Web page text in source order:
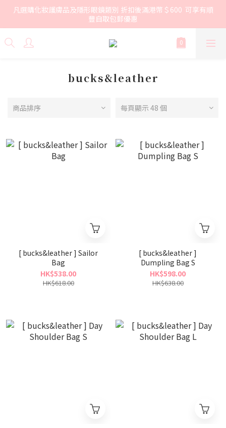
凡選購化妝護膚品及隱形眼鏡類別 折扣後滿港幣＄600  可享有順
豐自取包郵優惠
bucks&leather
商品排序 每頁顯示 48 個
[ bucks&leather ] Sailor
Bag
HK$538.00
HK$618.00
[ bucks&leather ]
Dumpling Bag S
HK$598.00
HK$638.00